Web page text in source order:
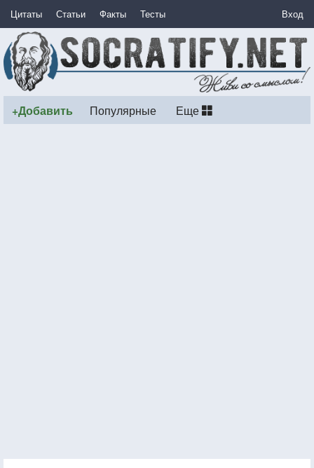
Цитаты Статьи Факты Тесты Вход
+Добавить Популярные Еще